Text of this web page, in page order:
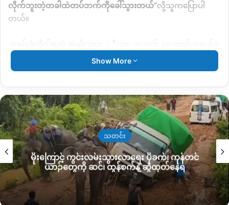
လိုက်ဘူးတဲ့တခါထဲတပ်ဘက်ကိုခေါ်သွားတယ်”လို့သူကပြောပါ
တယ်။
န့်ရှိတဲ့အမျိုးသားတွေလို့သိရပြီး ဘယ်သူသယ်ဝါတွေဖြစ်တယ်ဆို
တာကိုတော့အတည်ပြုနေဆဲ ဖြစ်ပါတယ်။
ဒေသခံတွေကတော့ အဲ့ဒီအမျိုးသား ၂ ဦးကို စစ်ကောင်စီတပ်က
ဖမ်းဆီးသွားတာဖြစ်နိုင်တယ်လို့ ပြောဆိုနေကြပေမယ့်KNGက
သီးခြားအတည်ပြုနိုင်တာ မရှိသေးပါဘူး။
အဲ့သတင်းက အရမ်းပျံ့နေပြီတချို့တွေလည်းကြောက်နေကြတာ
သားရှိတဲ့မိဘတွေက ပြောတာကတော့စစ်သားတွေပဲဖမ်းသွားတာ
ဖြစ်နိုင်တယ်တဲ့ပြောကြတယ် တပ်ဘက်ကိုခေါ်သွားတာခက်တာက
အစောကြီးဆိုတော့ ကားကိုကောင်းကောင်းမမြင်လိုက်ကြဘူးစစ်
ကားလားအရပ်ကားလားဆိုတာ မြူကနည်းနည်းထူနေတာ အဲ့အနီး
Show More
သတင်း
မိုးကြောင့် ကွင်းလမ်းသွားလာရေး ပိုခက်၊ ကုန်တင်
ယာဉ်တွေကို ဆင်၊ ထွန်စက်နဲ့ ဆွဲထုတ်နေရ